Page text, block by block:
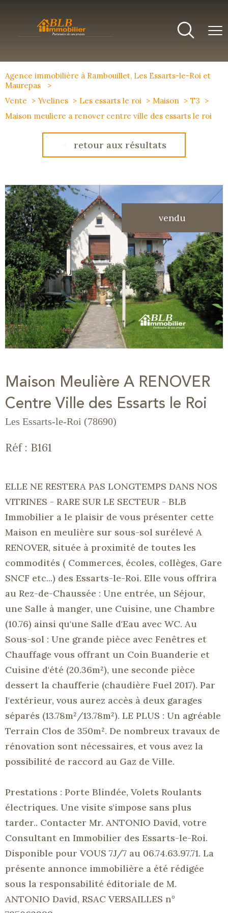
Agence immobilière à Rambouillet, Les Essarts-le-Roi et
Maurepas
Vente
Yvelines Les essarts le roi Maison
T3
Maison meuliere a renover centre ville des essarts le roi
retour aux résultats
vendu
Maison Meulière A RENOVER
Centre Ville des Essarts le Roi
Les Essarts-le-Roi (78690)
Réf : B161
ELLE NE RESTERA PAS LONGTEMPS DANS NOS
VITRINES - RARE SUR LE SECTEUR - BLB
Immobilier a le plaisir de vous présenter cette
Maison en meulière sur sous-sol surélevé A
RENOVER, située à proximité de toutes les
commodités ( Commerces, écoles, collèges, Gare
SNCF etc...) des Essarts-le-Roi. Elle vous offrira
au Rez-de-Chaussée : Une entrée, un Séjour,
une Salle à manger, une Cuisine, une Chambre
(10.76) ainsi qu'une Salle d'Eau avec WC. Au
Sous-sol : Une grande pièce avec Fenêtres et
Chauffage vous offrant un Coin Buanderie et
Cuisine d'été (20.36m²), une seconde pièce
dessert la chaufferie (chaudière Fuel 2017). Par
l'extérieur, vous aurez accès à deux garages
séparés (13.78m²/13.78m²). LE PLUS : Un agréable
Terrain Clos de 350m². De nombreux travaux de
rénovation sont nécessaires, et vous avez la
possibilité de raccord au Gaz de Ville.
Prestations : Porte Blindée, Volets Roulants
électriques. Une visite s'impose sans plus
tarder.. Contacter Mr. ANTONIO David, votre
Consultant en Immobilier des Essarts-le-Roi.
Disponible pour VOUS 7J/7 au 06.74.63.97.71. La
présente annonce immobilière a été rédigée
sous la responsabilité éditoriale de M.
ANTONIO David, RSAC VERSAILLES n°